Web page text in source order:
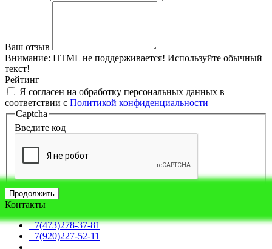
Ваш отзыв
Внимание: HTML не поддерживается! Используйте обычный
текст!
Рейтинг
Я согласен на обработку персональных данных в
соответствии с Политикой конфиденциальности
Captcha
Введите код
Продолжить
Контакты
+7(473)278-37-81
+7(920)227-52-11